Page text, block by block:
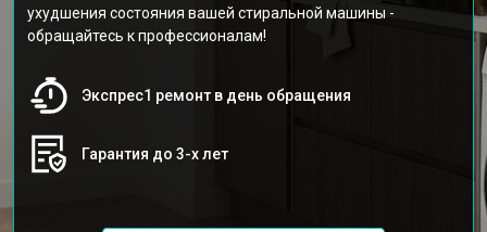
ухудшения состояния вашей стиральной машины -
обращайтесь к профессионалам!
Экспрес1 ремонт в день обращения
Гарантия до 3-х лет